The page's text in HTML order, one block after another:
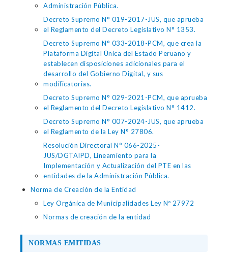
Administración Pública.
Decreto Supremo N° 019-2017-JUS, que aprueba
el Reglamento del Decreto Legislativo N° 1353.
Decreto Supremo N° 033-2018-PCM, que crea la
Plataforma Digital Única del Estado Peruano y
establecen disposiciones adicionales para el
desarrollo del Gobierno Digital, y sus
modificatorias.
Decreto Supremo N° 029-2021-PCM, que aprueba
el Reglamento del Decreto Legislativo N° 1412.
Decreto Supremo N° 007-2024-JUS, que aprueba
el Reglamento de la Ley N° 27806.
Resolución Directoral N° 066-2025-
JUS/DGTAIPD, Lineamiento para la
Implementación y Actualización del PTE en las
entidades de la Administración Pública.
Norma de Creación de la Entidad
Ley Orgánica de Municipalidades Ley Nº 27972
Normas de creación de la entidad
NORMAS EMITIDAS